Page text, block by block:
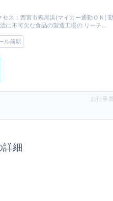
ス：西宮市鳴尾浜(マイカー通勤ＯＫ)
不可欠な食品の製造工場の リーチ...
ル前駅
お仕事
詳細